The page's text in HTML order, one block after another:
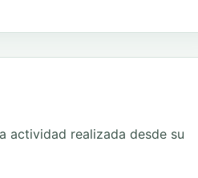
actividad realizada desde su